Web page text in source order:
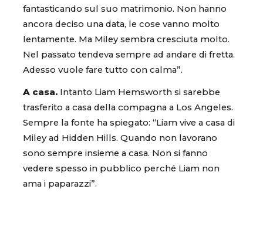
fantasticando sul suo matrimonio. Non hanno
ancora deciso una data, le cose vanno molto
lentamente. Ma Miley sembra cresciuta molto.
Nel passato tendeva sempre ad andare di fretta.
Adesso vuole fare tutto con calma”.
A casa. Intanto Liam Hemsworth si sarebbe
trasferito a casa della compagna a Los Angeles.
Sempre la fonte ha spiegato: “Liam vive a casa di
Miley ad Hidden Hills. Quando non lavorano
sono sempre insieme a casa. Non si fanno
vedere spesso in pubblico perché Liam non
ama i paparazzi”.